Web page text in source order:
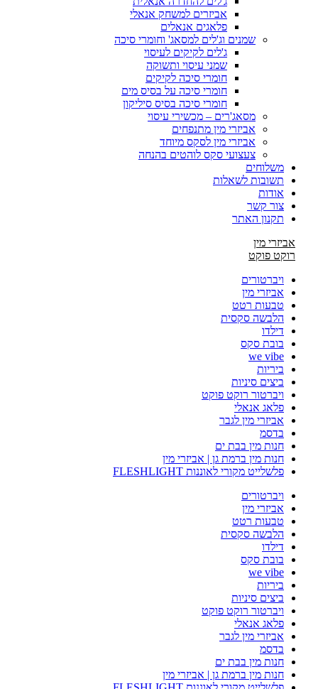
אביזרים למשחק אנאלי
פלאגים אנאלים
שמנים וג'לים למסאג' וחומרי סיכה
ג'לים לקיקים לעיסוי
שמני עיסוי ותשוקה
חומרי סיכה לקיקים
חומרי סיכה על בסיס מים
חומרי סיכה בסיס סיליקון
מסאג'רים – מכשירי עיסוי
אביזרי מין מתנפחים
אביזרי מין לסקס מיוחד
צעצועי סקס לוהטים בהנחה
משלוחים
תשובות לשאלות
אודות
צור קשר
תקנון האתר
אביזרי מין
רוקט פוקט
ויברטורים
אביזרי מין
טבעות רטט
הלבשה סקסית
דילדו
בובת סקס
we vibe
ביריות
ביצים סיניות
ויברטור רוקט פוקט
פלאג אנאלי
אביזרי מין לגבר
בדסמ
חנות מין בבת ים
חנות מין ברמת גן | אביזרי מין
פלשלייט מקורי לאוננות FLESHLIGHT
ויברטורים
אביזרי מין
טבעות רטט
הלבשה סקסית
דילדו
בובת סקס
we vibe
ביריות
ביצים סיניות
ויברטור רוקט פוקט
פלאג אנאלי
אביזרי מין לגבר
בדסמ
חנות מין בבת ים
חנות מין ברמת גן | אביזרי מין